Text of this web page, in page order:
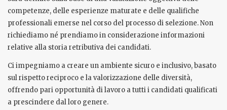
competenze, delle esperienze maturate e delle qualifiche
professionali emerse nel corso del processo di selezione. Non
richiediamo né prendiamo in considerazione informazioni
relative alla storia retributiva dei candidati.
Ci impegniamo a creare un ambiente sicuro e inclusivo, basato
sul rispetto reciproco e la valorizzazione delle diversità,
offrendo pari opportunità di lavoro a tutti i candidati qualificati
a prescindere dal loro genere.